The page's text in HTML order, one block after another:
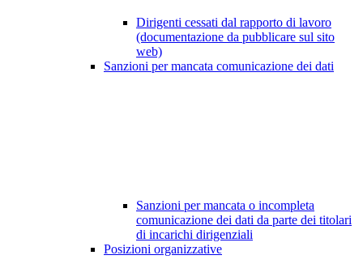
Dirigenti cessati dal rapporto di lavoro
(documentazione da pubblicare sul sito
web)
Sanzioni per mancata comunicazione dei dati
Sanzioni per mancata o incompleta
comunicazione dei dati da parte dei titolari
di incarichi dirigenziali
Posizioni organizzative